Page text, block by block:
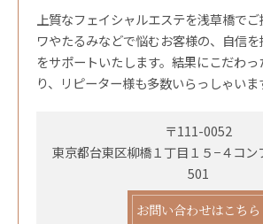
上質なフェイシャルエステを浅草橋で
ワやたるみなどで悩むお客様の、自信
をサポートいたします。結果にこだわ
り、リピーター様も多数いらっしゃいま
〒111-0052
東京都台東区柳橋１丁目１５−４コン
501
お問い合わせはこちら